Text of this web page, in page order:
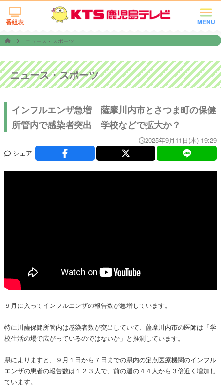
MENU
番組表
ニュース・スポーツ
ニュース・スポーツ
インフルエンザ急増 薩摩川内市とさつま町の保健
所管内で感染者突出 学校などで拡大か？
2025年9月11日(木) 19:29
シェア
９月に入ってインフルエンザの報告数が急増しています。
特に川薩保健所管内は感染者数が突出していて、薩摩川内市の医師は「学
校生活の場で広がっているのではないか」と推測しています。
県によりますと、９月１日から７日までの県内の定点医療機関のインフル
エンザの患者の報告数は１２３人で、前の週の４４人から３倍近く増加し
ています。